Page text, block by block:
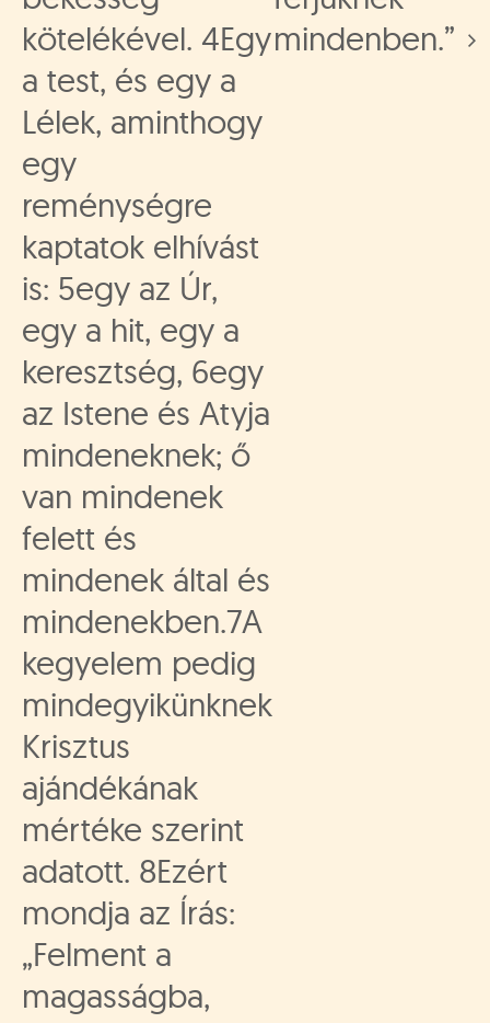
kötelékével. 4Egy
a test, és egy a
Lélek, aminthogy
egy
reménységre
kaptatok elhívást
is: 5egy az Úr,
egy a hit, egy a
keresztség, 6egy
az Istene és Atyja
mindeneknek; ő
van mindenek
felett és
mindenek által és
mindenekben.7A
kegyelem pedig
mindegyikünknek
Krisztus
ajándékának
mértéke szerint
adatott. 8Ezért
mondja az Írás:
„Felment a
magasságba,
mindenben.”